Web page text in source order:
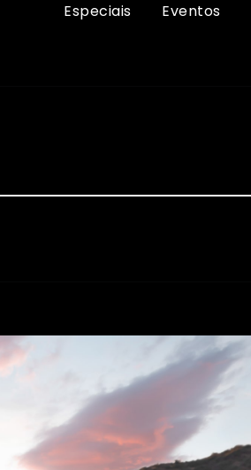
Especiais Eventos